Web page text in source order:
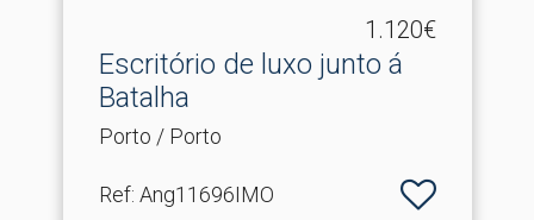
1.120€
Escritório de luxo junto á
Batalha
Porto / Porto
Ref: Ang11696IMO